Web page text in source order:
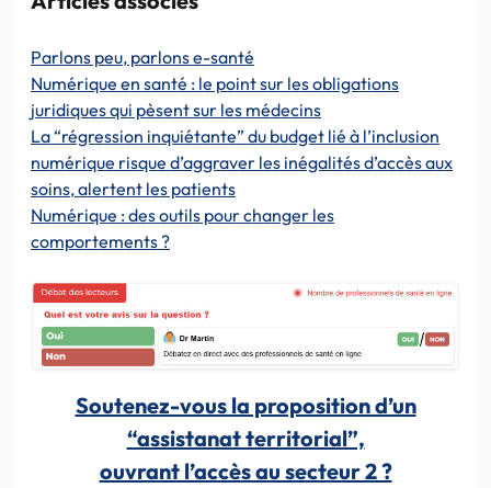
Parlons peu, parlons e-santé
Numérique en santé : le point sur les obligations
juridiques qui pèsent sur les médecins
La “régression inquiétante” du budget lié à l’inclusion
numérique risque d’aggraver les inégalités d’accès aux
soins, alertent les patients
Numérique : des outils pour changer les
comportements ?
Soutenez-vous la proposition d’un
“assistanat territorial”,
ouvrant l’accès au secteur 2 ?